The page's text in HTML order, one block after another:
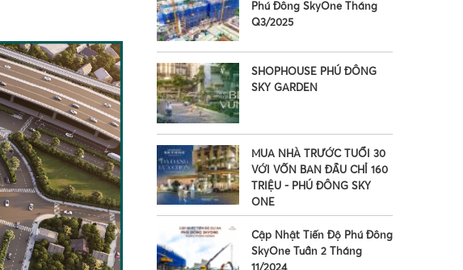
Phú Đông SkyOne Tháng
Q3/2025
SHOPHOUSE PHÚ ĐÔNG
SKY GARDEN
MUA NHÀ TRƯỚC TUỔI 30
VỚI VỐN BAN ĐẦU CHỈ 160
TRIỆU - PHÚ ĐÔNG SKY
ONE
Cập Nhật Tiến Độ Phú Đông
SkyOne Tuần 2 Tháng
11/2024